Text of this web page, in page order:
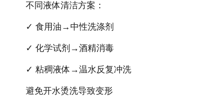
不同液体清洁方案：
✓ 食用油→中性洗涤剂
✓ 化学试剂→酒精消毒
✓ 粘稠液体→温水反复冲洗
避免开水烫洗导致变形